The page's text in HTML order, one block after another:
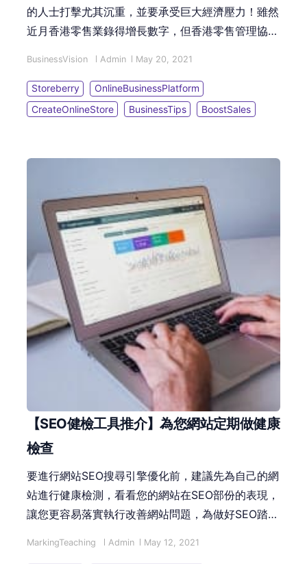
的人士打擊尤其沉重，並要承受巨大經濟壓力！雖然
近月香港零售業錄得增長數字，但香港零售管理協會
正復甦。業界亦預估有些企業經過一年的洗禮，可能
因支持不住而開始裁員或削減招聘職位數目，今年的
BusinessVision Admin May 20, 2021
Storeberry
OnlineBusinessPlatform
CreateOnlineStore
BusinessTips BoostSales
【SEO健檢工具推介】為您網站定期做健康
檢查
要進行網站SEO搜尋引擎優化前，建議先為自己的網
站進行健康檢測，看看您的網站在SEO部份的表現，
讓您更容易落實執行改善網站問題，為做好SEO踏出
MarkingTeaching Admin May 12, 2021